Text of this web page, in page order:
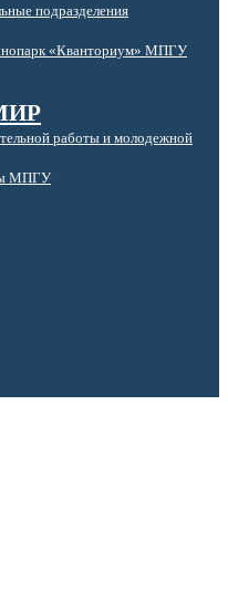
подразделения
«Кванториум» МПГУ
работы и молодежной
МПГУ